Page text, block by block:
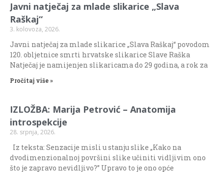
Javni natječaj za mlade slikarice „Slava
Raškaj“
3. kolovoza, 2026.
Javni natječaj za mlade slikarice „Slava Raškaj“ povodom
120. obljetnice smrti hrvatske slikarice Slave Raška
Natječaj je namijenjen slikaricama do 29 godina, a rok za
Pročitaj više »
IZLOŽBA: Marija Petrović – Anatomija
introspekcije
28. srpnja, 2026.
Iz teksta: Senzacije misli u stanju slike „Kako na
dvodimenzionalnoj površini slike učiniti vidljivim ono
što je zapravo nevidljivo?” Upravo to je ono opće